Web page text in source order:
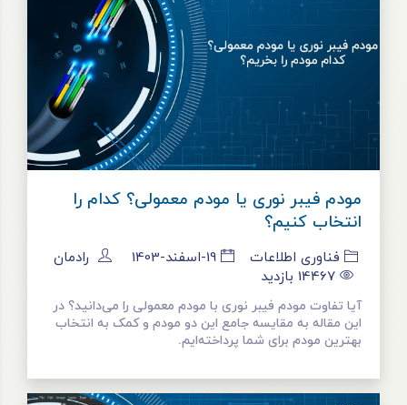
مودم فیبر نوری یا مودم معمولی؟ کدام را
انتخاب کنیم؟
فناوری اطلاعات 19-اسفند-1403
رادمان
بازدید 14467
آیا تفاوت مودم فیبر نوری با مودم معمولی را می‌دانید؟ در
این مقاله به مقایسه جامع این دو مودم و کمک به انتخاب
بهترین مودم برای شما پرداخته‌ایم.